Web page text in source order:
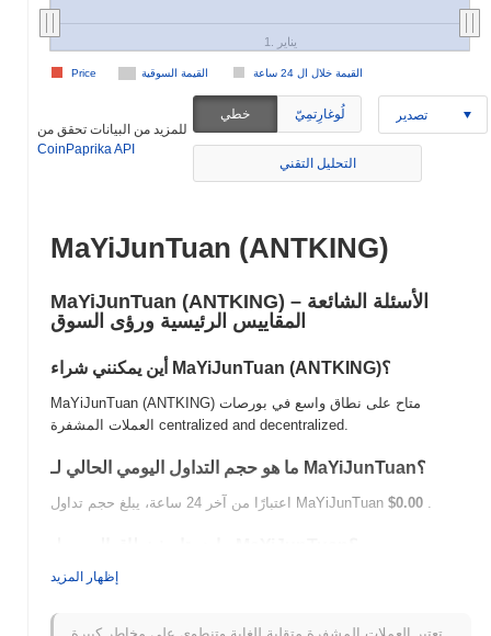
القيمة السوقية القيمة خلال ال 24 ساعة Price
1. يناير
للمزيد من البيانات تحقق من
CoinPaprika API
خطي لُوغارِتمِيّ تصدير
التحليل التقني
MaYiJunTuan (ANTKING)
MaYiJunTuan (ANTKING) الأسئلة الشائعة –
المقاييس الرئيسية ورؤى السوق
أين يمكنني شراء MaYiJunTuan (ANTKING)؟
MaYiJunTuan (ANTKING) متاح على نطاق واسع في بورصات
العملات المشفرة centralized and decentralized.
ما هو حجم التداول اليومي الحالي لـ MaYiJunTuan؟
اعتبارًا من آخر 24 ساعة، يبلغ حجم تداول MaYiJunTuan $0.00 .
إظهار المزيد